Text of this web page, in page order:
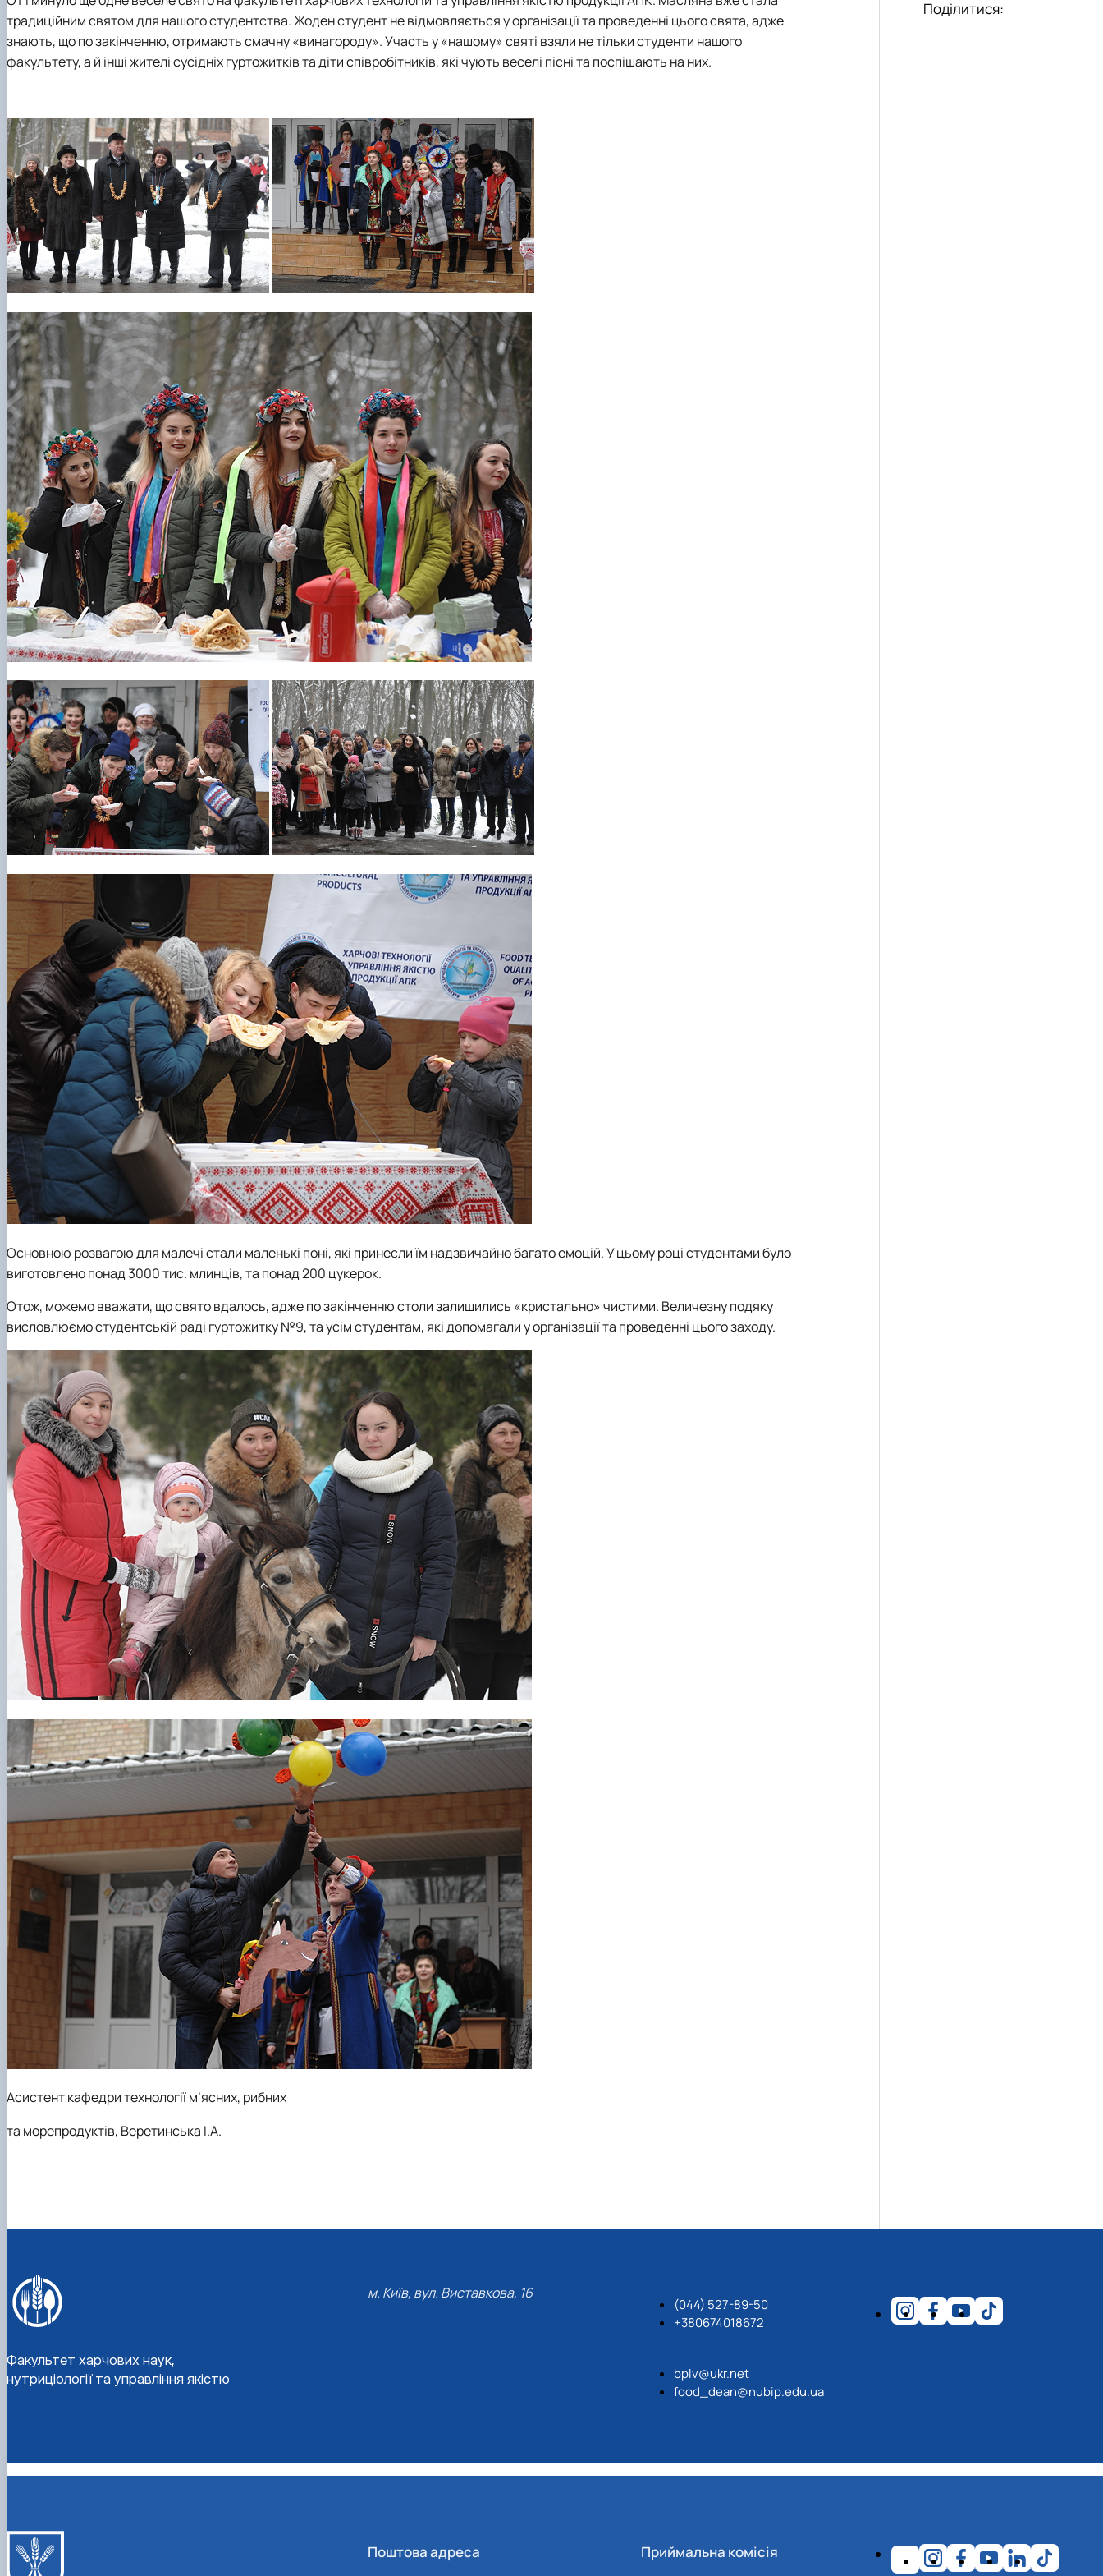
Наші випускники
Відеородзинки
Підготовка аспірантів та докторантів
Бази практичного навчання здобувачів
Інформація про акредитацію
Скринька довіри
традиційним святом для нашого студентства. Жоден студент не відмовляється у організації та проведенні цього свята, адже
знають, що по закінченню, отримають смачну «винагороду». Участь у «нашому» святі взяли не тільки студенти нашого
факультету, а й інші жителі сусідніх гуртожитків та діти співробітників, які чують веселі пісні та поспішають на них.
Основною розвагою для малечі стали маленькі поні, які принесли їм надзвичайно багато емоцій. У цьому році студентами було
виготовлено понад 3000 тис. млинців, та понад 200 цукерок.
Отож, можемо вважати, що свято вдалось, адже по закінченню столи залишились «кристально» чистими. Величезну подяку
висловлюємо студентській раді гуртожитку №9, та усім студентам, які допомагали у організації та проведенні цього заходу.
Асистент кафедри технології м’ясних, рибних
та морепродуктів, Веретинська І.А.
Поділитися:
Факультет харчових наук,
нутриціології та управління якістю
м. Київ, вул. Виставкова, 16
(044) 527-89-50
+380674018672
bplv@ukr.net
food_dean@nubip.edu.ua
Поштова адреса Приймальна комісія